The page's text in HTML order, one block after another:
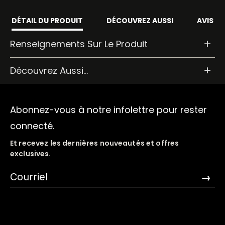
DÉTAIL DU PRODUIT DÉCOUVREZ AUSSI AVIS
Renseignements Sur Le Produit
Découvrez Aussi...
Abonnez-vous à notre infolettre pour rester
connecté.
Et recevez les dernières nouveautés et offres
exclusives.
→